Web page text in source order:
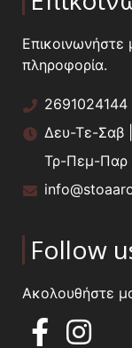
Επικοινωνήστε
πληροφορία.
2691024144
Δευ-Τε-Σαβ
Τρ-Πεμ-Παρ
Follow
Ακολουθήστε